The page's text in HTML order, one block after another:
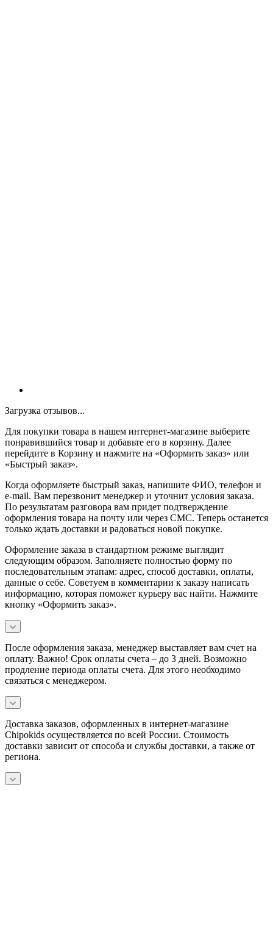
Загрузка отзывов...
Для покупки товара в нашем интернет-магазине выберите
понравившийся товар и добавьте его в корзину. Далее
перейдите в Корзину и нажмите на «Оформить заказ» или
«Быстрый заказ».
Когда оформляете быстрый заказ, напишите ФИО, телефон и
e-mail. Вам перезвонит менеджер и уточнит условия заказа.
По результатам разговора вам придет подтверждение
оформления товара на почту или через СМС. Теперь останется
только ждать доставки и радоваться новой покупке.
Оформление заказа в стандартном режиме выглядит
следующим образом. Заполняете полностью форму по
последовательным этапам: адрес, способ доставки, оплаты,
данные о себе. Советуем в комментарии к заказу написать
информацию, которая поможет курьеру вас найти. Нажмите
кнопку «Оформить заказ».
После оформления заказа, менеджер выставляет вам счет на
оплату. Важно! Срок оплаты счета – до 3 дней. Возможно
продление периода оплаты счета. Для этого необходимо
связаться с менеджером.
Доставка заказов, оформленных в интернет-магазине
Chipokids осуществляется по всей России. Стоимость
доставки зависит от способа и службы доставки, а также от
региона.